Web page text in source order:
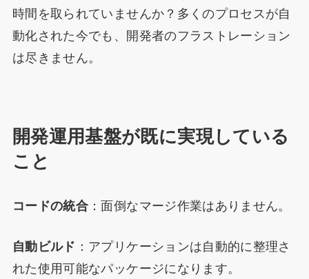
時間を取られていませんか？多くのプロセスが自
動化された今でも、開発者のフラストレーション
は尽きません。
開発運用基盤が既に実現している
こと
コードの統合 ：面倒なマージ作業はありません。
自動ビルド ：アプリケーションは自動的に整理さ
れた使用可能なパッケージになります。